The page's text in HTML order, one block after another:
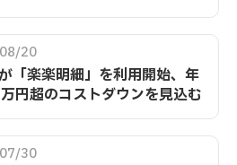
20
「楽楽明細」を利用開始、年
円超のコストダウンを見込む
30